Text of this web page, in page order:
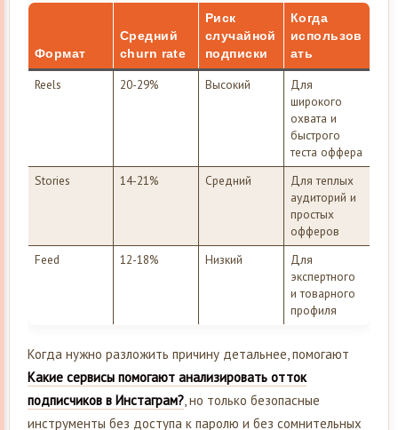
Формат
Средний
churn rate
Риск
случайной
подписки
Когда
использов
ать
Reels 20-29% Высокий
Для
широкого
охвата и
быстрого
теста оффера
Stories
14-21% Средний
Для теплых
аудиторий и
простых
офферов
Feed
12-18% Низкий
Для
экспертного
и товарного
профиля
Когда нужно разложить причину детальнее, помогают
Какие сервисы помогают анализировать отток
подписчиков в Инстаграм?, но только безопасные
инструменты без доступа к паролю и без сомнительных